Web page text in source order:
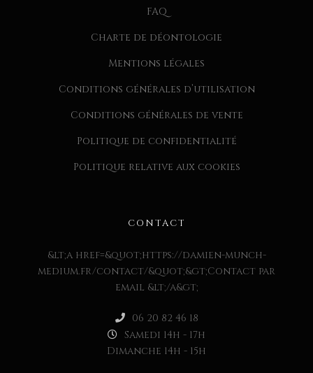
FAQ
Charte de déontologie
Mentions légales
Conditions générales d’utilisation
Conditions générales de vente
Politique de confidentialité
Politique relative aux cookies
CONTACT
&lt;a href=&quot;https://damien-munch-
medium.fr/contact/&quot;&gt;Contact par
email &lt;/a&gt;
06 20 82 46 18
Samedi 14h - 17h
Dimanche 14h - 15h